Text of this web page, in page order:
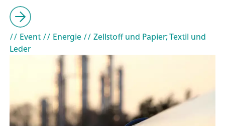
// Event// Energie// Zellstoff und Papier; Textil und
Leder